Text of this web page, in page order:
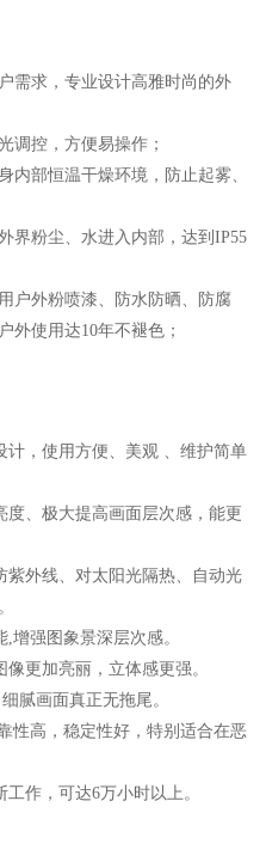
需求，专业设计高雅时尚的外
调控，方便易操作；
内部恒温干燥环境，防止起雾、
界粉尘、水进入内部，达到IP55
户外粉喷漆、防水防晒、防腐
外使用达10年不褪色；
计，使用方便、美观 、维护简单
度、极大提高画面层次感，能更
紫外线、对太阳光隔热、自动光
增强图象景深层次感。
更加亮丽，立体感更强。
腻画面真正无拖尾。
性高，稳定性好，特别适合在恶
作，可达6万小时以上。